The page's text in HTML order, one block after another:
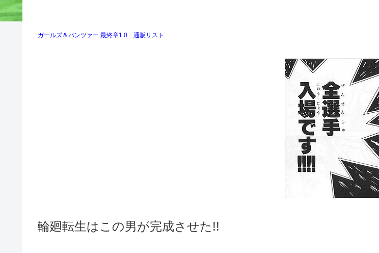
ガールズ＆パンツァー 最終章1.0 通販リスト
輪廻転生はこの男が完成させた!!